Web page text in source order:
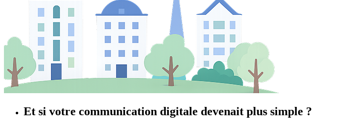
Et si votre communication digitale devenait plus simple ?